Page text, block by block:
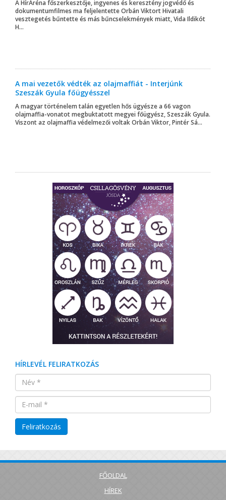
A HírAréna főszerkesztője, ingyenes és keresztény jogvédő és
dokumentumfilmes ma feljelentette Orbán Viktort Hivatali
vesztegetés bűntette és más bűncselekmények miatt, Vida Ildikót
H...
A mai vezetők védték az olajmaffiát - Interjúnk
Szeszák Gyula főügyésszel
A magyar történelem talán egyetlen hős ügyésze a 66 vagon
olajmaffia-vonatot megbuktatott megyei főügyész, Szeszák Gyula.
Viszont az olajmaffia védelmezői voltak Orbán Viktor, Pintér Sá...
HÍRLEVÉL FELIRATKOZÁS
FŐOLDAL
HÍREK